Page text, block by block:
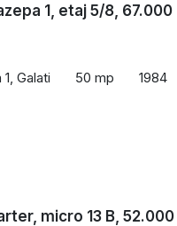
1, etaj 5/8, 67.000
Galati 50 mp 1984
micro 13 B, 52.000